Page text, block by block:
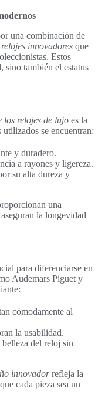
una combinación de
innovadores que
Estos
sino también el estatus
los relojes de lujo es la
se encuentran:
y duradero.
a rayones y ligereza.
su alta dureza y
una
la longevidad
para diferenciarse en
Audemars Piguet y
cómodamente al
la usabilidad.
del reloj sin
innovadorrefleja la
cada pieza sea un